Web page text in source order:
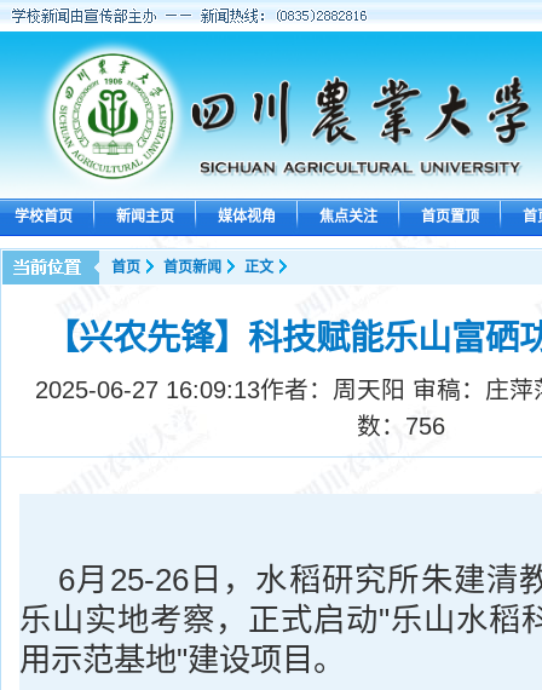
学校首页 新闻主页 媒体视角 焦点关注 首页置顶 首
首页 首页新闻 正文
【兴农先锋】科技赋能乐山富硒
2025-06-27 16:09:13作者：周天阳 审稿：庄
数： 756
6月25-26日，水稻研究所朱建清
乐山实地考察，正式启动"乐山水稻
用示范基地"建设项目。